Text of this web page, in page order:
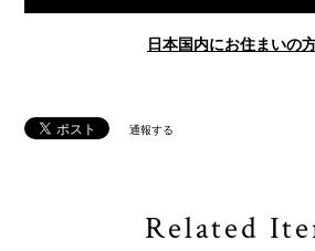
日本国内にお住まいの
通報する
Related